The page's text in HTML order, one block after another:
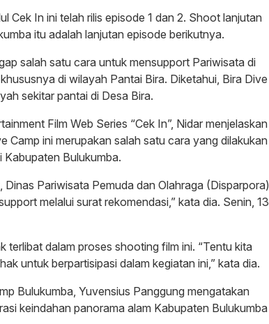
Cek In ini telah rilis episode 1 dan 2. Shoot lanjutan
itu adalah lanjutan episode berikutnya.
salah satu cara untuk mensupport Pariwisata di
di wilayah Pantai Bira. Diketahui, Bira Dive
sekitar pantai di Desa Bira.
Film Web Series “Cek In”, Nidar menjelaskan
Camp ini merupakan salah satu cara yang dilakukan
Bulukumba.
Dinas Pariwisata Pemuda dan Olahraga (Disparpora)
melalui surat rekomendasi,” kata dia. Senin, 13
terlibat dalam proses shooting film ini. “Tentu kita
untuk berpartisipasi dalam kegiatan ini,” kata dia.
Bulukumba, Yuvensius Panggung mengatakan
keindahan panorama alam Kabupaten Bulukumba